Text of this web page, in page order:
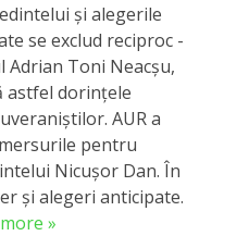
și alegerile
se exclud reciproc -
Adrian Toni Neacșu,
astfel dorințele
AUR a
pentru
Nicușor Dan. În
și alegeri anticipate.
»